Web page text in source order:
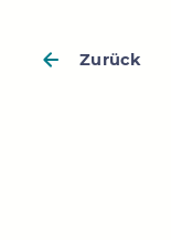
Zurück